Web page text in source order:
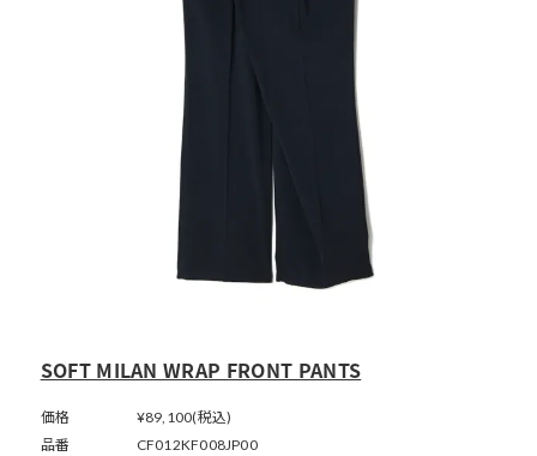
SOFT MILAN WRAP FRONT PANTS
価格
¥89,100(税込)
品番
CF012KF008JP00